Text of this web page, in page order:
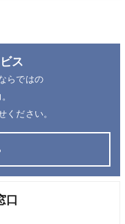
ス
らではの
ください。
口